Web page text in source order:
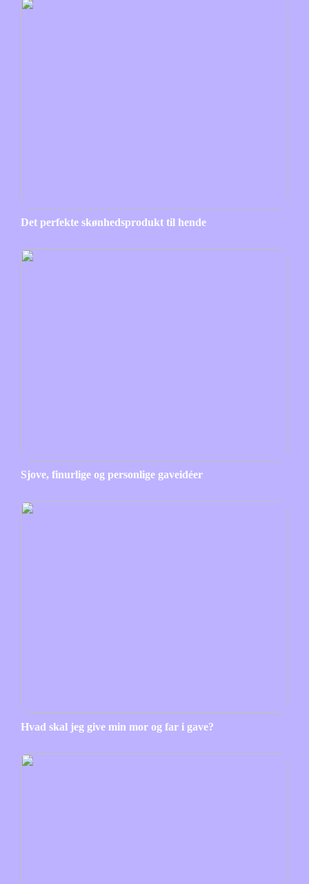
Det perfekte skønhedsprodukt til hende
Sjove, finurlige og personlige gaveidéer
Hvad skal jeg give min mor og far i gave?